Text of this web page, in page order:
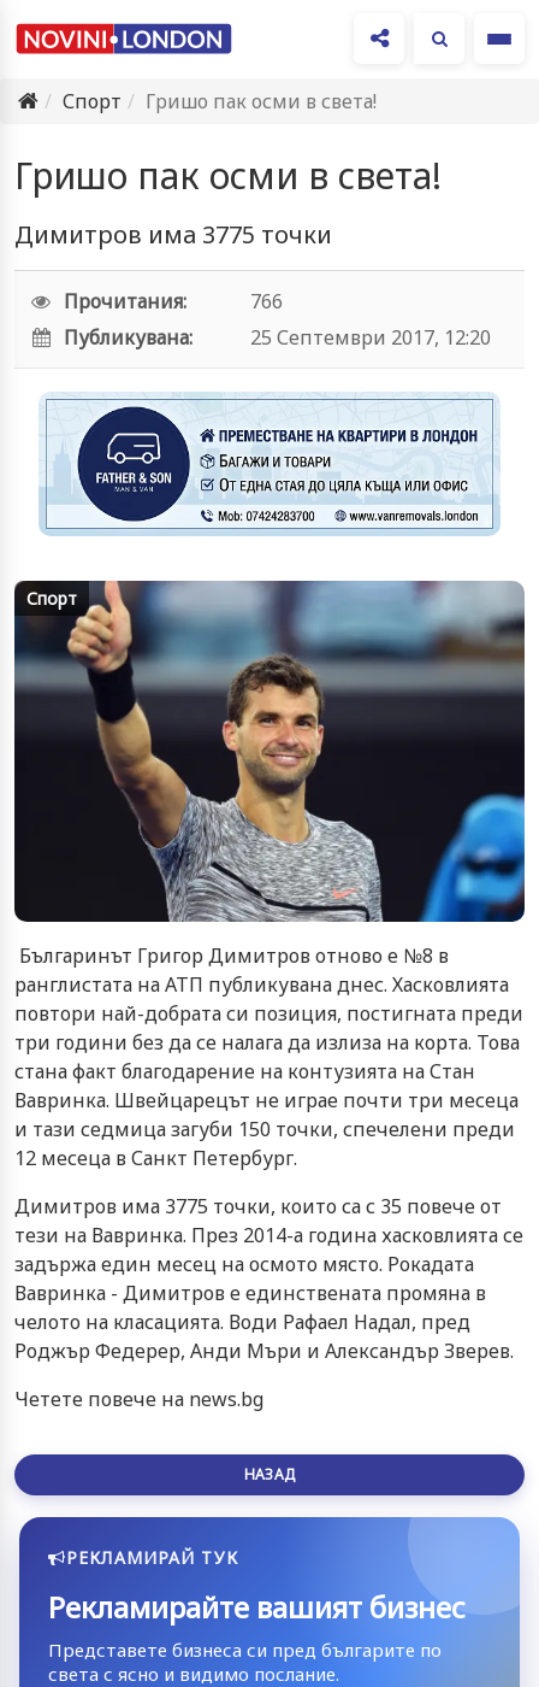
Спорт
Гришо пак осми в света!
Гришо пак осми в света!
Димитров има 3775 точки
Прочитания:
766
Публикувана:
25 Септември 2017, 12:20
Спорт
Българинът Григор Димитров отново е №8 в
ранглистата на АТП публикувана днес. Хасковлията
повтори най-добрата си позиция, постигната преди
три години без да се налага да излиза на корта. Това
стана факт благодарение на контузията на Стан
Вавринка. Швейцарецът не играе почти три месеца
и тази седмица загуби 150 точки, спечелени преди
12 месеца в Санкт Петербург.
Димитров има 3775 точки, които са с 35 повече от
тези на Вавринка. През 2014-а година хасковлията се
задържа един месец на осмото място. Рокадата
Вавринка - Димитров е единствената промяна в
челото на класацията. Води Рафаел Надал, пред
Роджър Федерер, Анди Мъри и Александър Зверев.
Четете повече на news.bg
НАЗАД
РЕКЛАМИРАЙ ТУК
Рекламирайте вашият бизнес
Представете бизнеса си пред българите по
света с ясно и видимо послание.